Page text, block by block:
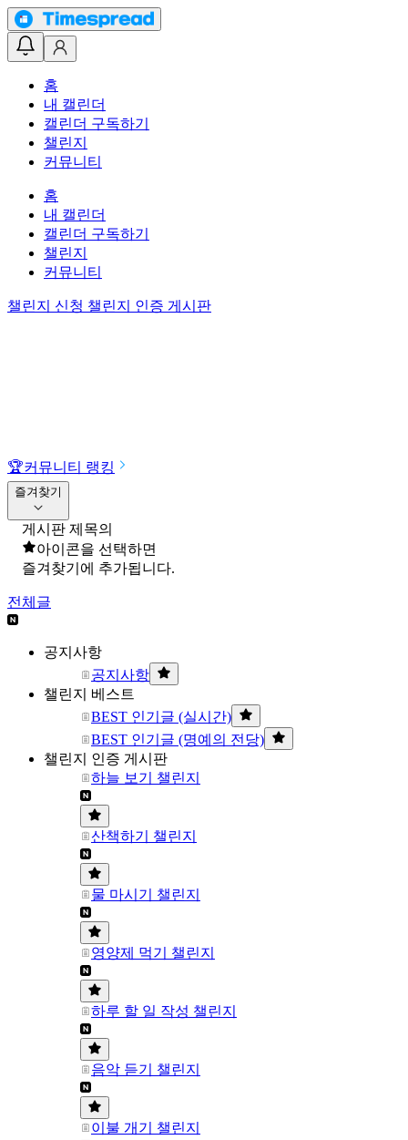
홈
내 캘린더
캘린더 구독하기
챌린지
커뮤니티
홈
내 캘린더
캘린더 구독하기
챌린지
커뮤니티
챌린지 신청 챌린지 인증 게시판
🏆커뮤니티 랭킹
즐겨찾기
게시판 제목의
아이콘을 선택하면
즐겨찾기에 추가됩니다.
전체글
공지사항
공지사항
챌린지 베스트
BEST 인기글 (실시간)
BEST 인기글 (명예의 전당)
챌린지 인증 게시판
하늘 보기 챌린지
산책하기 챌린지
물 마시기 챌린지
영양제 먹기 챌린지
하루 할 일 작성 챌린지
음악 듣기 챌린지
이불 개기 챌린지